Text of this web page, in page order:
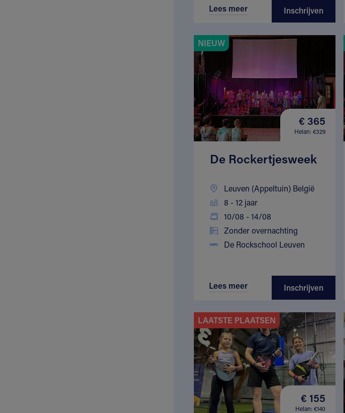
Lees meer Inschrijven
NIEUW
€ 365
Helan: €329
De Rockertjesweek
Leuven (Appeltuin) België
8 - 12 jaar
10/08 - 14/08
Zonder overnachting
De Rockschool Leuven
Lees meer Inschrijven
LAATSTE PLAATSEN
€ 155
Helan: €140